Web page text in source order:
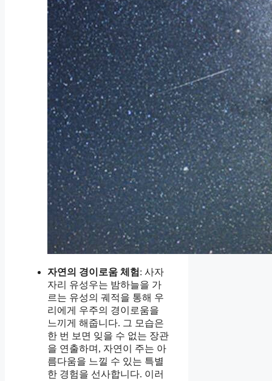
자연의 경이로움 체험 : 사자
자리 유성우는 밤하늘을 가
르는 유성의 궤적을 통해 우
리에게 우주의 경이로움을
느끼게 해줍니다. 그 모습은
한 번 보면 잊을 수 없는 장관
을 연출하며, 자연이 주는 아
름다움을 느낄 수 있는 특별
한 경험을 선사합니다. 이러